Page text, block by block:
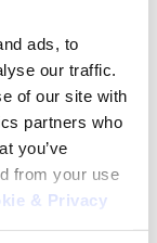
ads, to
our traffic.
of our site with
partners who
you’ve
from your use
& Privacy
e
de
para
na direção
no Reino